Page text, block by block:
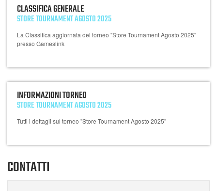
CLASSIFICA GENERALE
STORE TOURNAMENT AGOSTO 2025
La Classifica aggiornata del torneo "Store Tournament Agosto 2025"
presso Gameslink
INFORMAZIONI TORNEO
STORE TOURNAMENT AGOSTO 2025
Tutti i dettagli sul torneo "Store Tournament Agosto 2025"
CONTATTI